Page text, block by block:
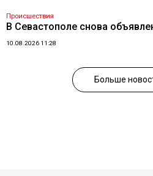
Происшествия
В Севастополе снова
10.08.2026 11:28
Больше